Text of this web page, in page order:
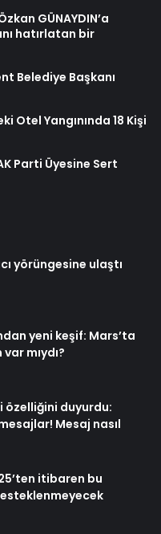
GÜNAYDIN’a
hatırlatan bir
Belediye Başkanı
Otel Yangınında 18 Kişi
Parti Üyesine Sert
yörüngesine ulaştı
yeni keşif: Mars’ta
mıydı?
özelliğini duyurdu:
Mesaj nasıl
itibaren bu